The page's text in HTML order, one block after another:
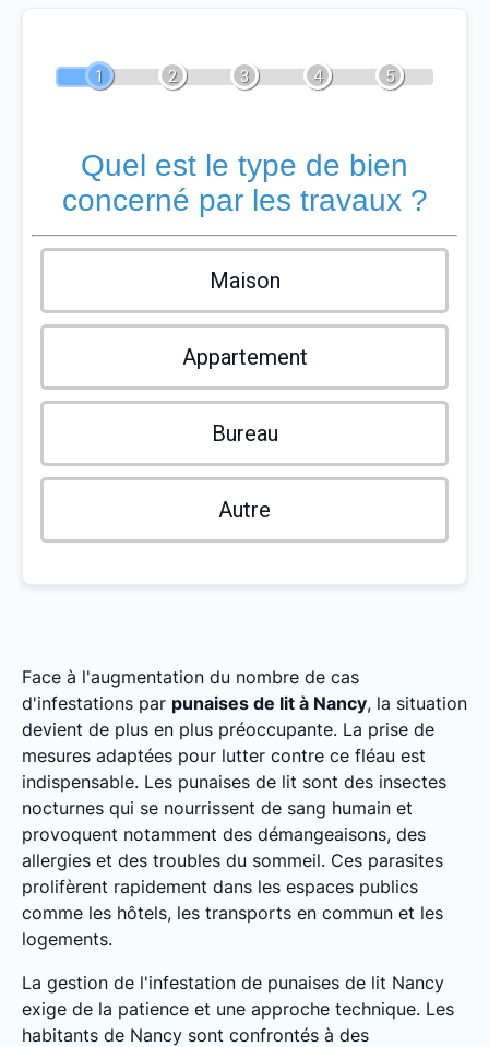
1 2 3 4 5
Quel est le type de bien
concerné par les travaux ?
Maison
Appartement
Bureau
Autre
Face à l'augmentation du nombre de cas
d'infestations par punaises de lit à Nancy, la situation
devient de plus en plus préoccupante. La prise de
mesures adaptées pour lutter contre ce fléau est
indispensable. Les punaises de lit sont des insectes
nocturnes qui se nourrissent de sang humain et
provoquent notamment des démangeaisons, des
allergies et des troubles du sommeil. Ces parasites
prolifèrent rapidement dans les espaces publics
comme les hôtels, les transports en commun et les
logements.
La gestion de l'infestation de punaises de lit Nancy
exige de la patience et une approche technique. Les
habitants de Nancy sont confrontés à des